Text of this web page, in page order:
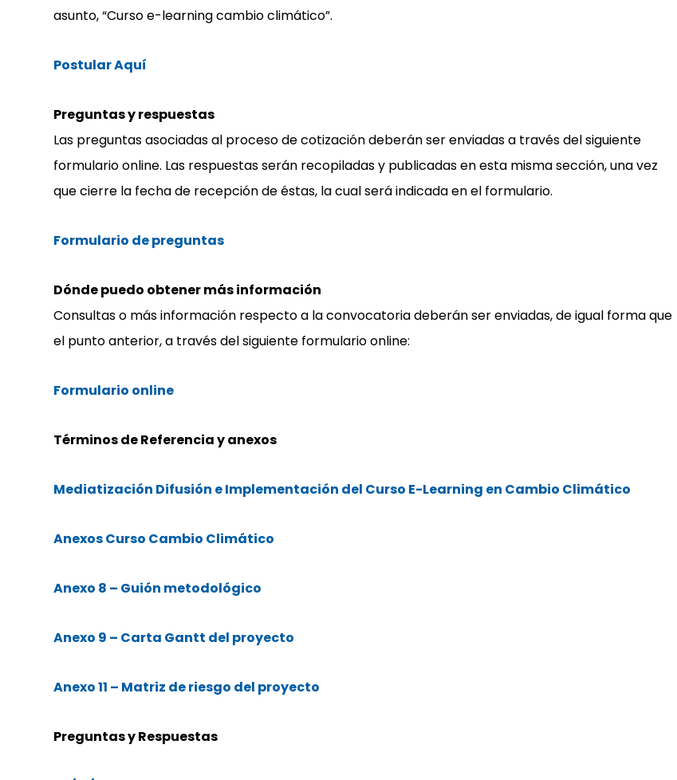
asunto, “Curso e-learning cambio climático”.
Postular Aquí
Preguntas y respuestas
Las preguntas asociadas al proceso de cotización deberán ser enviadas a través del siguiente
formulario online. Las respuestas serán recopiladas y publicadas en esta misma sección, una vez
que cierre la fecha de recepción de éstas, la cual será indicada en el formulario.
Formulario de preguntas
Dónde puedo obtener más información
Consultas o más información respecto a la convocatoria deberán ser enviadas, de igual forma que
el punto anterior, a través del siguiente formulario online:
Formulario online
Términos de Referencia y anexos
Mediatización Difusión e Implementación del Curso E-Learning en Cambio Climático
Anexos Curso Cambio Climático
Anexo 8 – Guión metodológico
Anexo 9 – Carta Gantt del proyecto
Anexo 11 – Matriz de riesgo del proyecto
Preguntas y Respuestas